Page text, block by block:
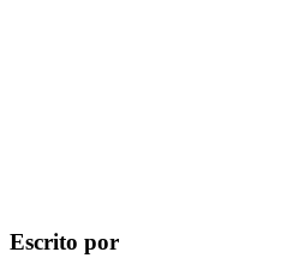
Escrito por